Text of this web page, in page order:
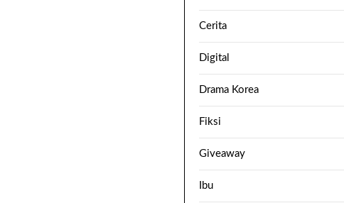
Cerita
Digital
Drama Korea
Fiksi
Giveaway
Ibu